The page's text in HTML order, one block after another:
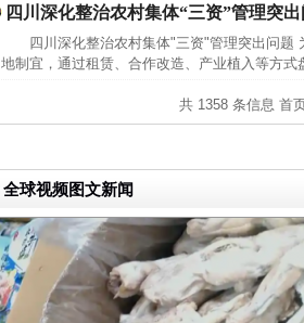
四川深化整治农村集体“三资”管理突
四川深化整治农村集体"三资"管理突出问
地制宜，通过租赁、合作改造、产业植入等方
共 1358 条信息 首
全球视频图文新闻
完善运行机制助力责任有效落实